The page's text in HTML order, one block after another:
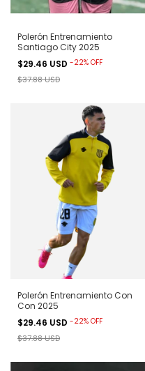
Polerón Entrenamiento
Santiago City 2025
$29.46 USD -22% OFF
$37.88 USD
Polerón Entrenamiento Con
Con 2025
$29.46 USD -22% OFF
$37.88 USD